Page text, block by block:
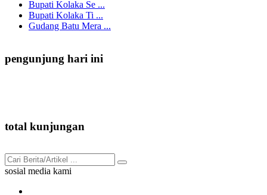
Bupati Kolaka Se ...
Bupati Kolaka Ti ...
Gudang Batu Mera ...
pengunjung hari ini
total kunjungan
sosial media kami